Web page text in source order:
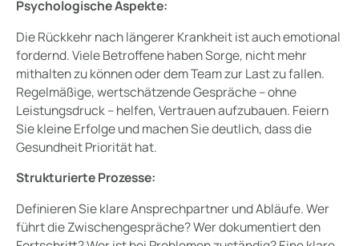
Psychologische Aspekte:
Die Rückkehr nach längerer Krankheit ist auch emotional
fordernd. Viele Betroffene haben Sorge, nicht mehr
mithalten zu können oder dem Team zur Last zu fallen.
Regelmäßige, wertschätzende Gespräche – ohne
Leistungsdruck – helfen, Vertrauen aufzubauen. Feiern
Sie kleine Erfolge und machen Sie deutlich, dass die
Gesundheit Priorität hat.
Strukturierte Prozesse:
Definieren Sie klare Ansprechpartner und Abläufe. Wer
führt die Zwischengespräche? Wer dokumentiert den